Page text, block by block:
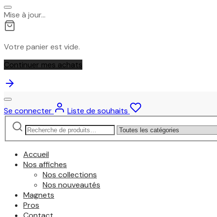
Mise à jour…
Votre panier est vide.
Continuer mes achats
Se connecter
Liste de souhaits
Recherche
pour :
Narrow
by
category:
Accueil
Nos affiches
Nos collections
Nos nouveautés
Magnets
Pros